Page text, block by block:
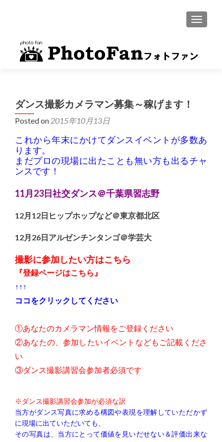
MENU
ダンス撮影カメラマン募集～稼げます！
Posted on 2015年10月13日
これから年末にかけてダンスイベントが多数あ
ります。
まだプロの現場に出たことも無い方も出るチャ
ンスです！
11月23日社交ダンス＠千葉県習志野
12月12日ヒップホップなど＠東京都北区
12月26日アルゼンチンタンゴ＠学芸大
撮影に参加したい方はこちら
『登録ページはこちら 』
↑↑↑
ココをクリックしてください
①あなたのカメラマン情報をご登録ください
②あなたの、参加したいイベントなどもご記載くださ
い
③ダンス撮影講習会参加者必須です
※ダンス撮影講習会参加が必須な訳
当方がダンス写真に求める構図や表現を理解していただかず
に現場に出ていただいても、
その写真は、当方にとって価値を見いだせない＆評価出来な